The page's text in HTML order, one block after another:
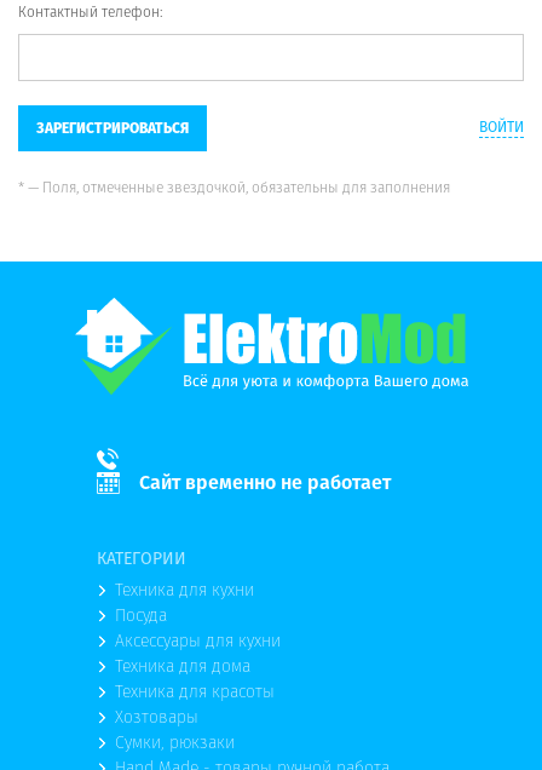
Контактный телефон:
ЗАРЕГИСТРИРОВАТЬСЯ ВОЙТИ
* — Поля, отмеченные звездочкой, обязательны для заполнения
Сайт временно не работает
КАТЕГОРИИ
Техника для кухни
Посуда
Аксессуары для кухни
Техника для дома
Техника для красоты
Хозтовары
Сумки, рюкзаки